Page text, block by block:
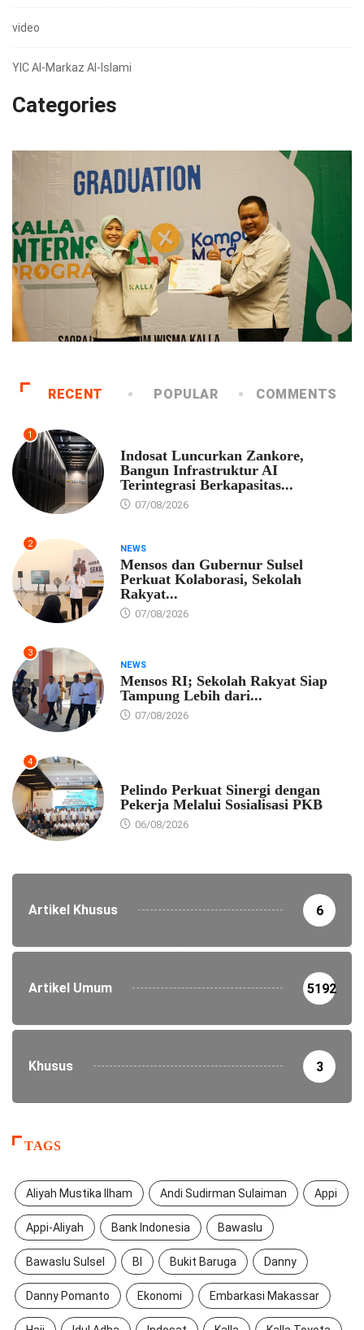
video
YIC Al-Markaz Al-Islami
Categories
RECENT POPULAR COMMENTS
1
Indosat Luncurkan Zankore,
Bangun Infrastruktur AI
Terintegrasi Berkapasitas...
07/08/2026
2 NEWS
Mensos dan Gubernur Sulsel
Perkuat Kolaborasi, Sekolah
Rakyat...
07/08/2026
3
NEWS
Mensos RI; Sekolah Rakyat Siap
Tampung Lebih dari...
07/08/2026
4
Pelindo Perkuat Sinergi dengan
Pekerja Melalui Sosialisasi PKB
06/08/2026
Artikel Khusus 6
Artikel Umum 5192
Khusus 3
TAGS
Aliyah Mustika Ilham Andi Sudirman Sulaiman Appi
Appi-Aliyah Bank Indonesia Bawaslu
Bawaslu Sulsel BI Bukit Baruga Danny
Danny Pomanto Ekonomi Embarkasi Makassar